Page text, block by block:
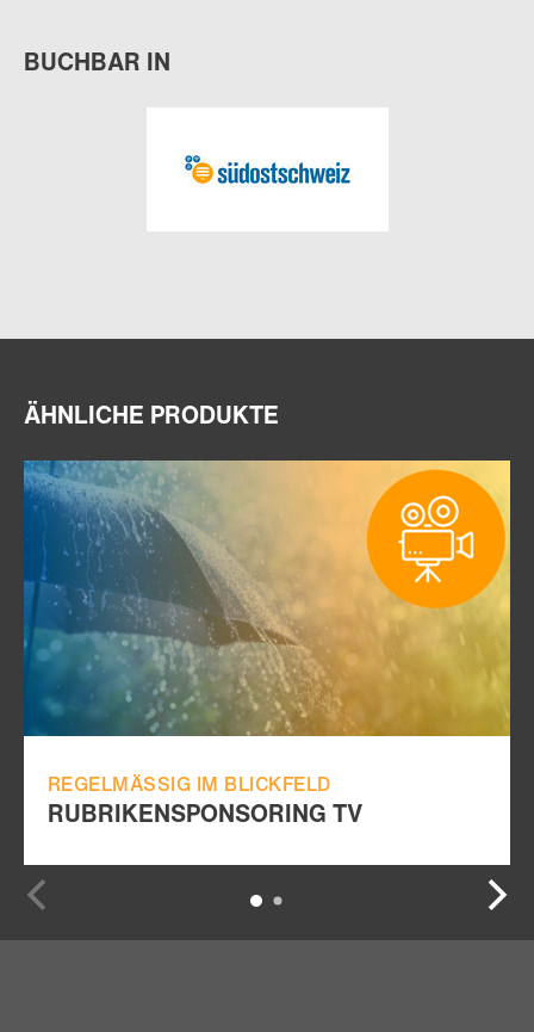
BUCHBAR IN
ÄHNLICHE PRODUKTE
REGELMÄSSIG IM BLICKFELD
RUBRIKENSPONSORING TV